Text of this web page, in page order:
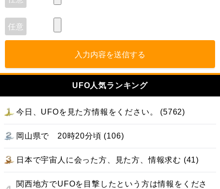
入力内容を送信する
UFO人気ランキング
今日、UFOを見た方情報をください。 (5762)
岡山県で 20時20分頃 (106)
日本で宇宙人に会った方、見た方、情報求む (41)
関西地方でUFOを目撃したという方は情報をくださ